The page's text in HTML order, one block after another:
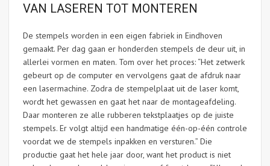
VAN LASEREN TOT MONTEREN
De stempels worden in een eigen fabriek in Eindhoven
gemaakt. Per dag gaan er honderden stempels de deur uit, in
allerlei vormen en maten. Tom over het proces: “Het zetwerk
gebeurt op de computer en vervolgens gaat de afdruk naar
een lasermachine. Zodra de stempelplaat uit de laser komt,
wordt het gewassen en gaat het naar de montageafdeling.
Daar monteren ze alle rubberen tekstplaatjes op de juiste
stempels. Er volgt altijd een handmatige één-op-één controle
voordat we de stempels inpakken en versturen.” Die
productie gaat het hele jaar door, want het product is niet